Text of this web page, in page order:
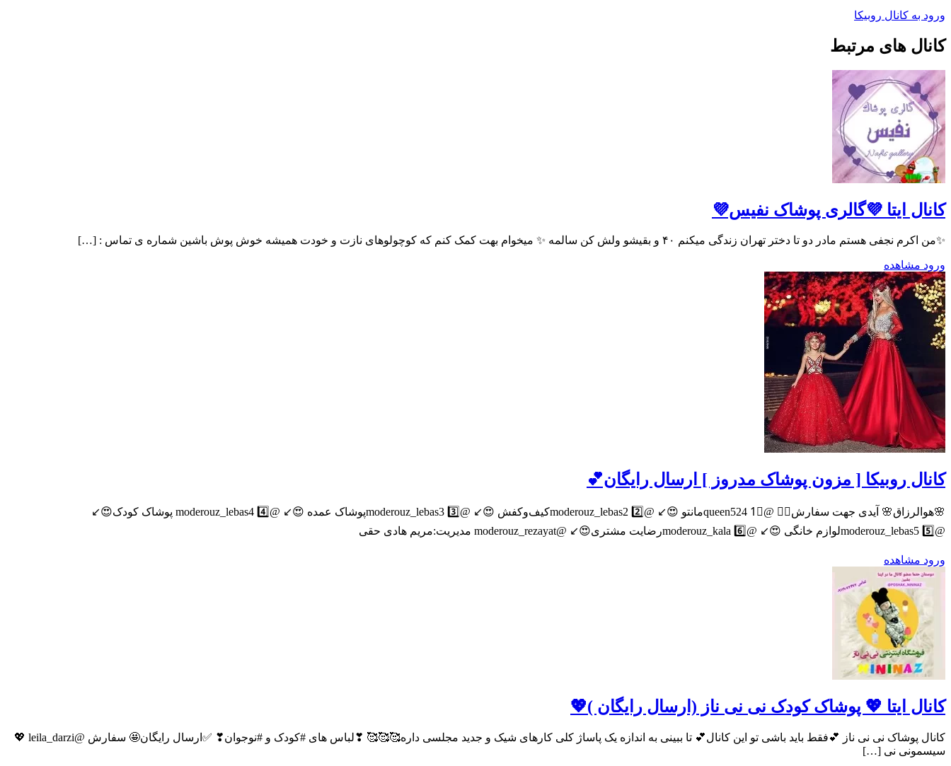
ورود به کانال روبیکا
کانال های مرتبط
کانال ایتا 💜گالری پوشاک نفیس💜
✨️من اکرم نجفی هستم مادر دو تا دختر تهران زندگی میکنم ۴۰ و بقیشو ولش کن سالمه ✨️ میخوام بهت کمک کنم که کوچولوهای نازت و خودت همیشه خوش پوش باشین شماره ی تماس : […]
ورود مشاهده
کانال روبیکا [ مزون پوشاک مدروز ] ارسال رایگان💕
🌸هوالرزاق🌸 آیدی جهت سفارش👈🏻 @queen524 1⃣مانتو 😍↙️ @moderouz_lebas2 2️⃣کیف‌وکفش 😍↙️ @moderouz_lebas3 3️⃣پوشاک عمده 😍↙️ @moderouz_lebas4 4️⃣ پوشاک کودک😍↙️
@moderouz_lebas5 5️⃣لوازم خانگی 😍↙️ @moderouz_kala 6️⃣رضایت مشتری😍↙️ @moderouz_rezayat مدیریت:مریم هادی حقی
ورود مشاهده
کانال ایتا 💖 پوشاک کودک نی نی ناز (ارسال رایگان )💖
کانال پوشاک نی نی ناز 💕فقط باید باشی تو این کانال💕 تا ببینی به اندازه یک پاساژ کلی کارهای شیک و جدید مجلسی داره🥰🥰🥰 ❣لباس های #کودک و #نوجوان❣ ✅ارسال رایگان🤩 سفارش @leila_darzi 💖
سیسمونی نی […]